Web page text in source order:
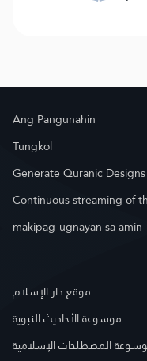
Ang Pangunahin
Tungkol
Generate Quranic Designs
Continuous streaming of
makipag-ugnayan sa amin
موقع دار الإسلام
موسوعة الأحاديث النبوية
المصطلحات الإسلامية